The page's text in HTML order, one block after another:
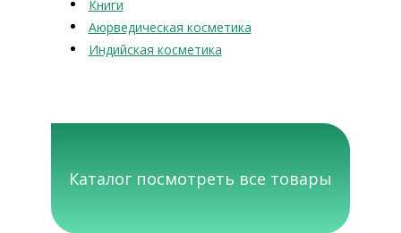
Книги
Аюрведическая косметика
Индийская косметика
Каталог посмотреть все товары